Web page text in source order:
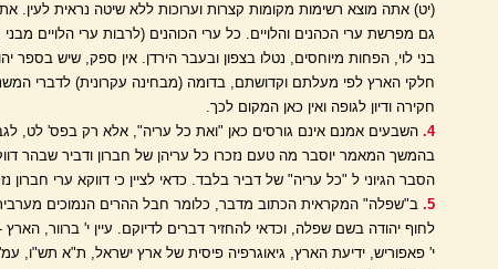
(יט) אתה מוצא רשימות מקומות קצרות וערוכות ללא שיטה נראית
גם מפרשת ערי הכהנים והלויים. כל ערי הכוהנים (לרבות ערי הלויים
חלקי הארץ לפי מעלתם וקדושתם, בדומה (מבחינה עקרונית) לדברי
חקירה ודיון לגופה ואין כאן המקום לכך.
4. השבעים אמנם אינם גורסים כאן "ואת כל עריה", אלא רק בפס' לט,
בהמשך המאמר יוסבר מה טעם נזכרו כל עריהן של חברון ודביר שבהר
הסבר הגיוני ל "כל עריה" של דביר בלבד. כדאי לציין כי דווקא ערי חברון
5. ב"שפלה" המקראית הכתוב מדבר, כלומר חבל ההרים הנמוכים מערבית